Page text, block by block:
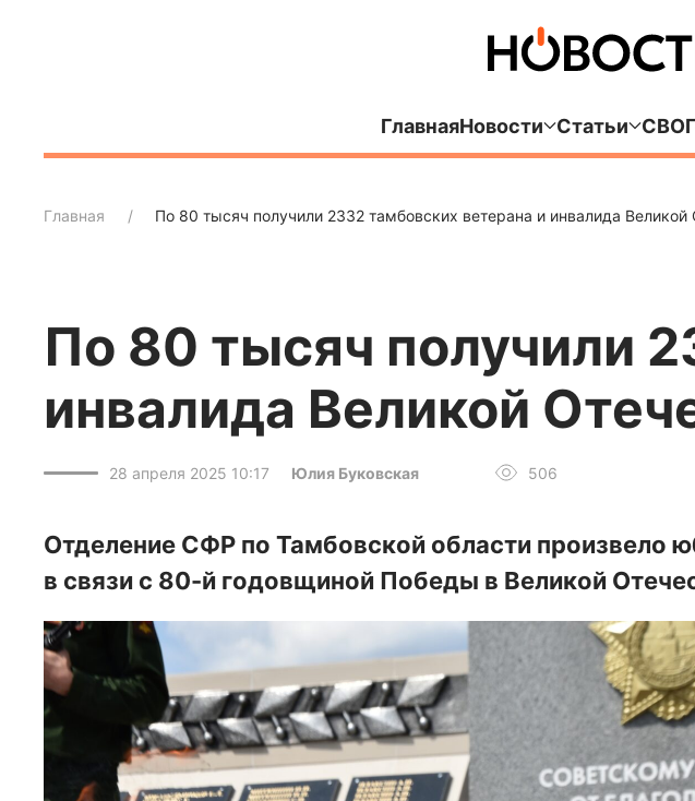
ГлавнаяНовости Статьи СВО
Главная По 80 тысяч получили 2332 тамбовских ветерана и инвалида Великой
По 80 тысяч получили
инвалида Великой
28 апреля 2025 10:17 Юлия Буковская 506
Отделение СФР по Тамбовской области произвело
в связи с 80-й годовщиной Победы в Великой